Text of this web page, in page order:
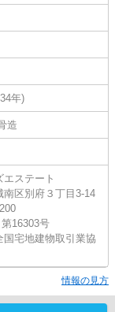
年)
造
ステート
南区別府３丁目3-14
16303号
国宅地建物取引業協
情報の見方